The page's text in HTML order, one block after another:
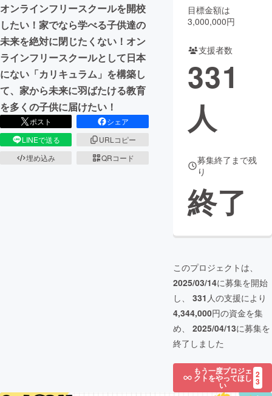
CAMPFIREふるさと納税machi-ya コミュニティ
オンラインフリースクールを開校
したい！家でなら学べる子供達の
未来を絶対に閉じたくない！オン
ラインフリースクールとして日本
にない「カリキュラム」を構築し
て、家から未来に羽ばたける教育
を多くの子供に届けたい！
ポスト
シェア
LINEで送る
URLコピー
埋め込み
QRコード
目標金額は
3,000,000円
支援者数
331
人
募集終了まで残
り
終了
このプロジェクトは、
2025/03/14に募集を開始
し、 331 人の支援により
4,344,000円の資金を集
め、 2025/04/13に募集を
終了しました
もう一度プロジェ
クトをやってほし
い
2
3